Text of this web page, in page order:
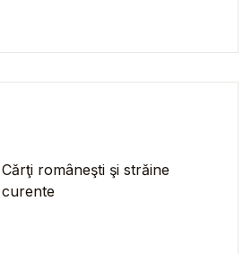
Cărţi româneşti şi străine
curente